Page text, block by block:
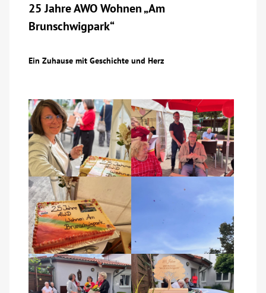
Beratung & Hilfe
Über uns
Veranstaltungen
Spenden
Mitmachen
Karriere
Ausbildung
25 Jahre AWO Wohnen „Am
Brunschwigpark“
Ein Zuhause mit Geschichte und Herz